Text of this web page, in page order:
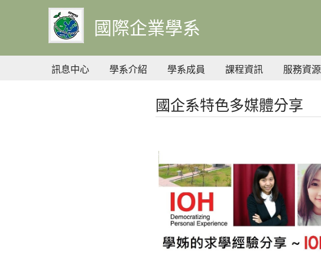
主
要
內
容
國際企業學系
訊息中心 學系介紹 學系成員 課程資訊 服務資源
國企系特色多媒體分享